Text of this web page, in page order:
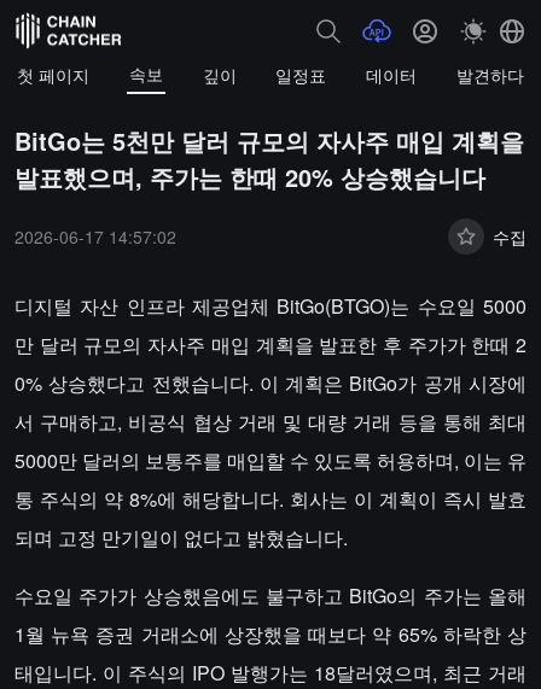
첫 페이지 속보 깊이 일정표 데이터 발견하다
BitGo는 5천만 달러 규모의 자사주 매입 계획을
발표했으며, 주가는 한때 20% 상승했습니다
2026-06-17 14:57:02 수집
디지털 자산 인프라 제공업체 BitGo(BTGO)는 수요일 5000
만 달러 규모의 자사주 매입 계획을 발표한 후 주가가 한때 2
0% 상승했다고 전했습니다. 이 계획은 BitGo가 공개 시장에
서 구매하고, 비공식 협상 거래 및 대량 거래 등을 통해 최대
5000만 달러의 보통주를 매입할 수 있도록 허용하며, 이는 유
통 주식의 약 8%에 해당합니다. 회사는 이 계획이 즉시 발효
되며 고정 만기일이 없다고 밝혔습니다.
수요일 주가가 상승했음에도 불구하고 BitGo의 주가는 올해
1월 뉴욕 증권 거래소에 상장했을 때보다 약 65% 하락한 상
태입니다. 이 주식의 IPO 발행가는 18달러였으며, 최근 거래